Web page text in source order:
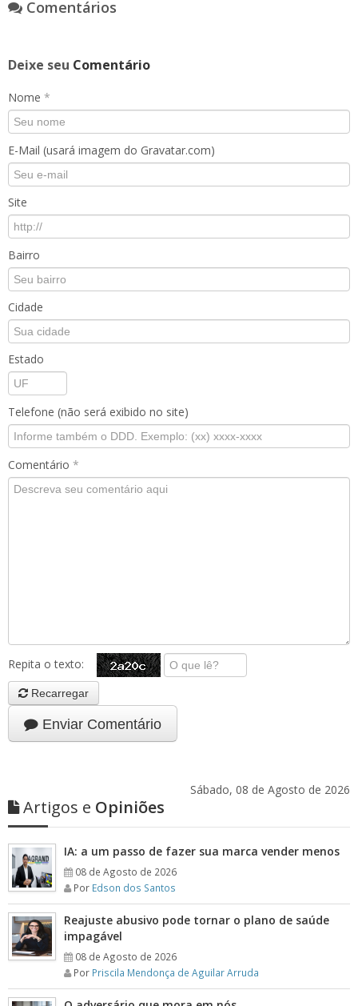
Comentários
Deixe seu Comentário
Nome *
E-Mail (usará imagem do Gravatar.com)
Site
Bairro
Cidade
Estado
Telefone (não será exibido no site)
Comentário *
Repita o texto:
Recarregar
Enviar Comentário
Sábado, 08 de Agosto de 2026
Artigos e Opiniões
IA: a um passo de fazer sua marca vender menos
08 de Agosto de 2026
Por Edson dos Santos
Reajuste abusivo pode tornar o plano de saúde
impagável
08 de Agosto de 2026
Por Priscila Mendonça de Aguilar Arruda